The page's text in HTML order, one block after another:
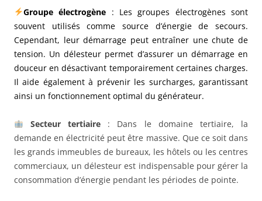
Groupe électrogène : Les groupes électrogènes sont
souvent utilisés comme source d’énergie de secours.
Cependant, leur démarrage peut entraîner une chute de
tension. Un délesteur permet d’assurer un démarrage en
douceur en désactivant temporairement certaines charges.
Il aide également à prévenir les surcharges, garantissant
ainsi un fonctionnement optimal du générateur.
Secteur tertiaire : Dans le domaine tertiaire, la
demande en électricité peut être massive. Que ce soit dans
les grands immeubles de bureaux, les hôtels ou les centres
commerciaux, un délesteur est indispensable pour gérer la
consommation d’énergie pendant les périodes de pointe.